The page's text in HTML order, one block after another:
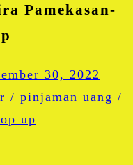
Pamekasan-
30, 2022